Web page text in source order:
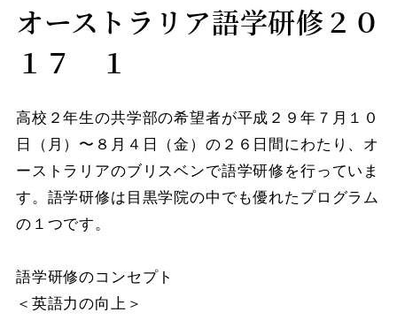
オーストラリア語学研修２０
１７ １
高校２年生の共学部の希望者が平成２９年７月１０
日（月）〜８月４日（金）の２６日間にわたり、オ
ーストラリアのブリスベンで語学研修を行っていま
す。語学研修は目黒学院の中でも優れたプログラム
の１つです。
語学研修のコンセプト
＜英語力の向上＞